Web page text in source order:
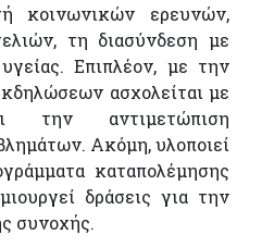
κοινωνικών ερευνών,
τη διασύνδεση με
Επιπλέον, με την
ασχολείται με
αντιμετώπιση
Ακόμη, υλοποιεί
καταπολέμησης
δράσεις για την
συνοχής.